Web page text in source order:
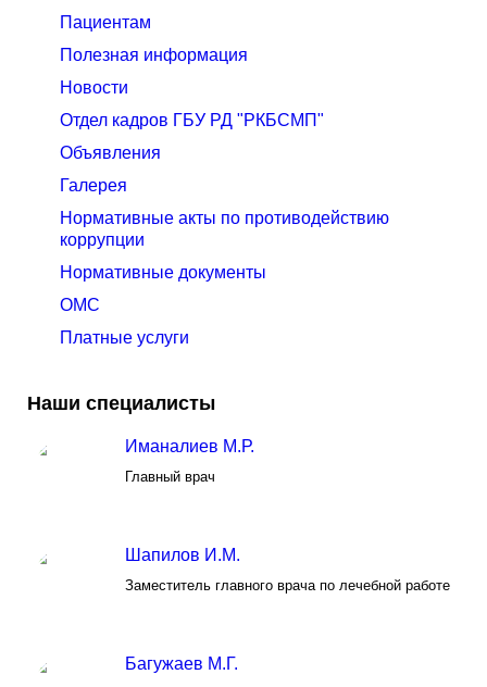
Пациентам
Полезная информация
Новости
Отдел кадров ГБУ РД "РКБСМП"
Объявления
Галерея
Нормативные акты по противодействию
коррупции
Нормативные документы
ОМС
Платные услуги
Наши специалисты
Иманалиев М.Р.
Главный врач
Шапилов И.М.
Заместитель главного врача по лечебной работе
Багужаев М.Г.